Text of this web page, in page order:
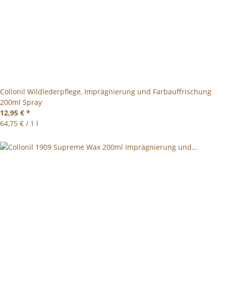
Collonil Wildlederpflege, Imprägnierung und Farbauffrischung
200ml Spray
12,95 € *
64,75 € / 1 l